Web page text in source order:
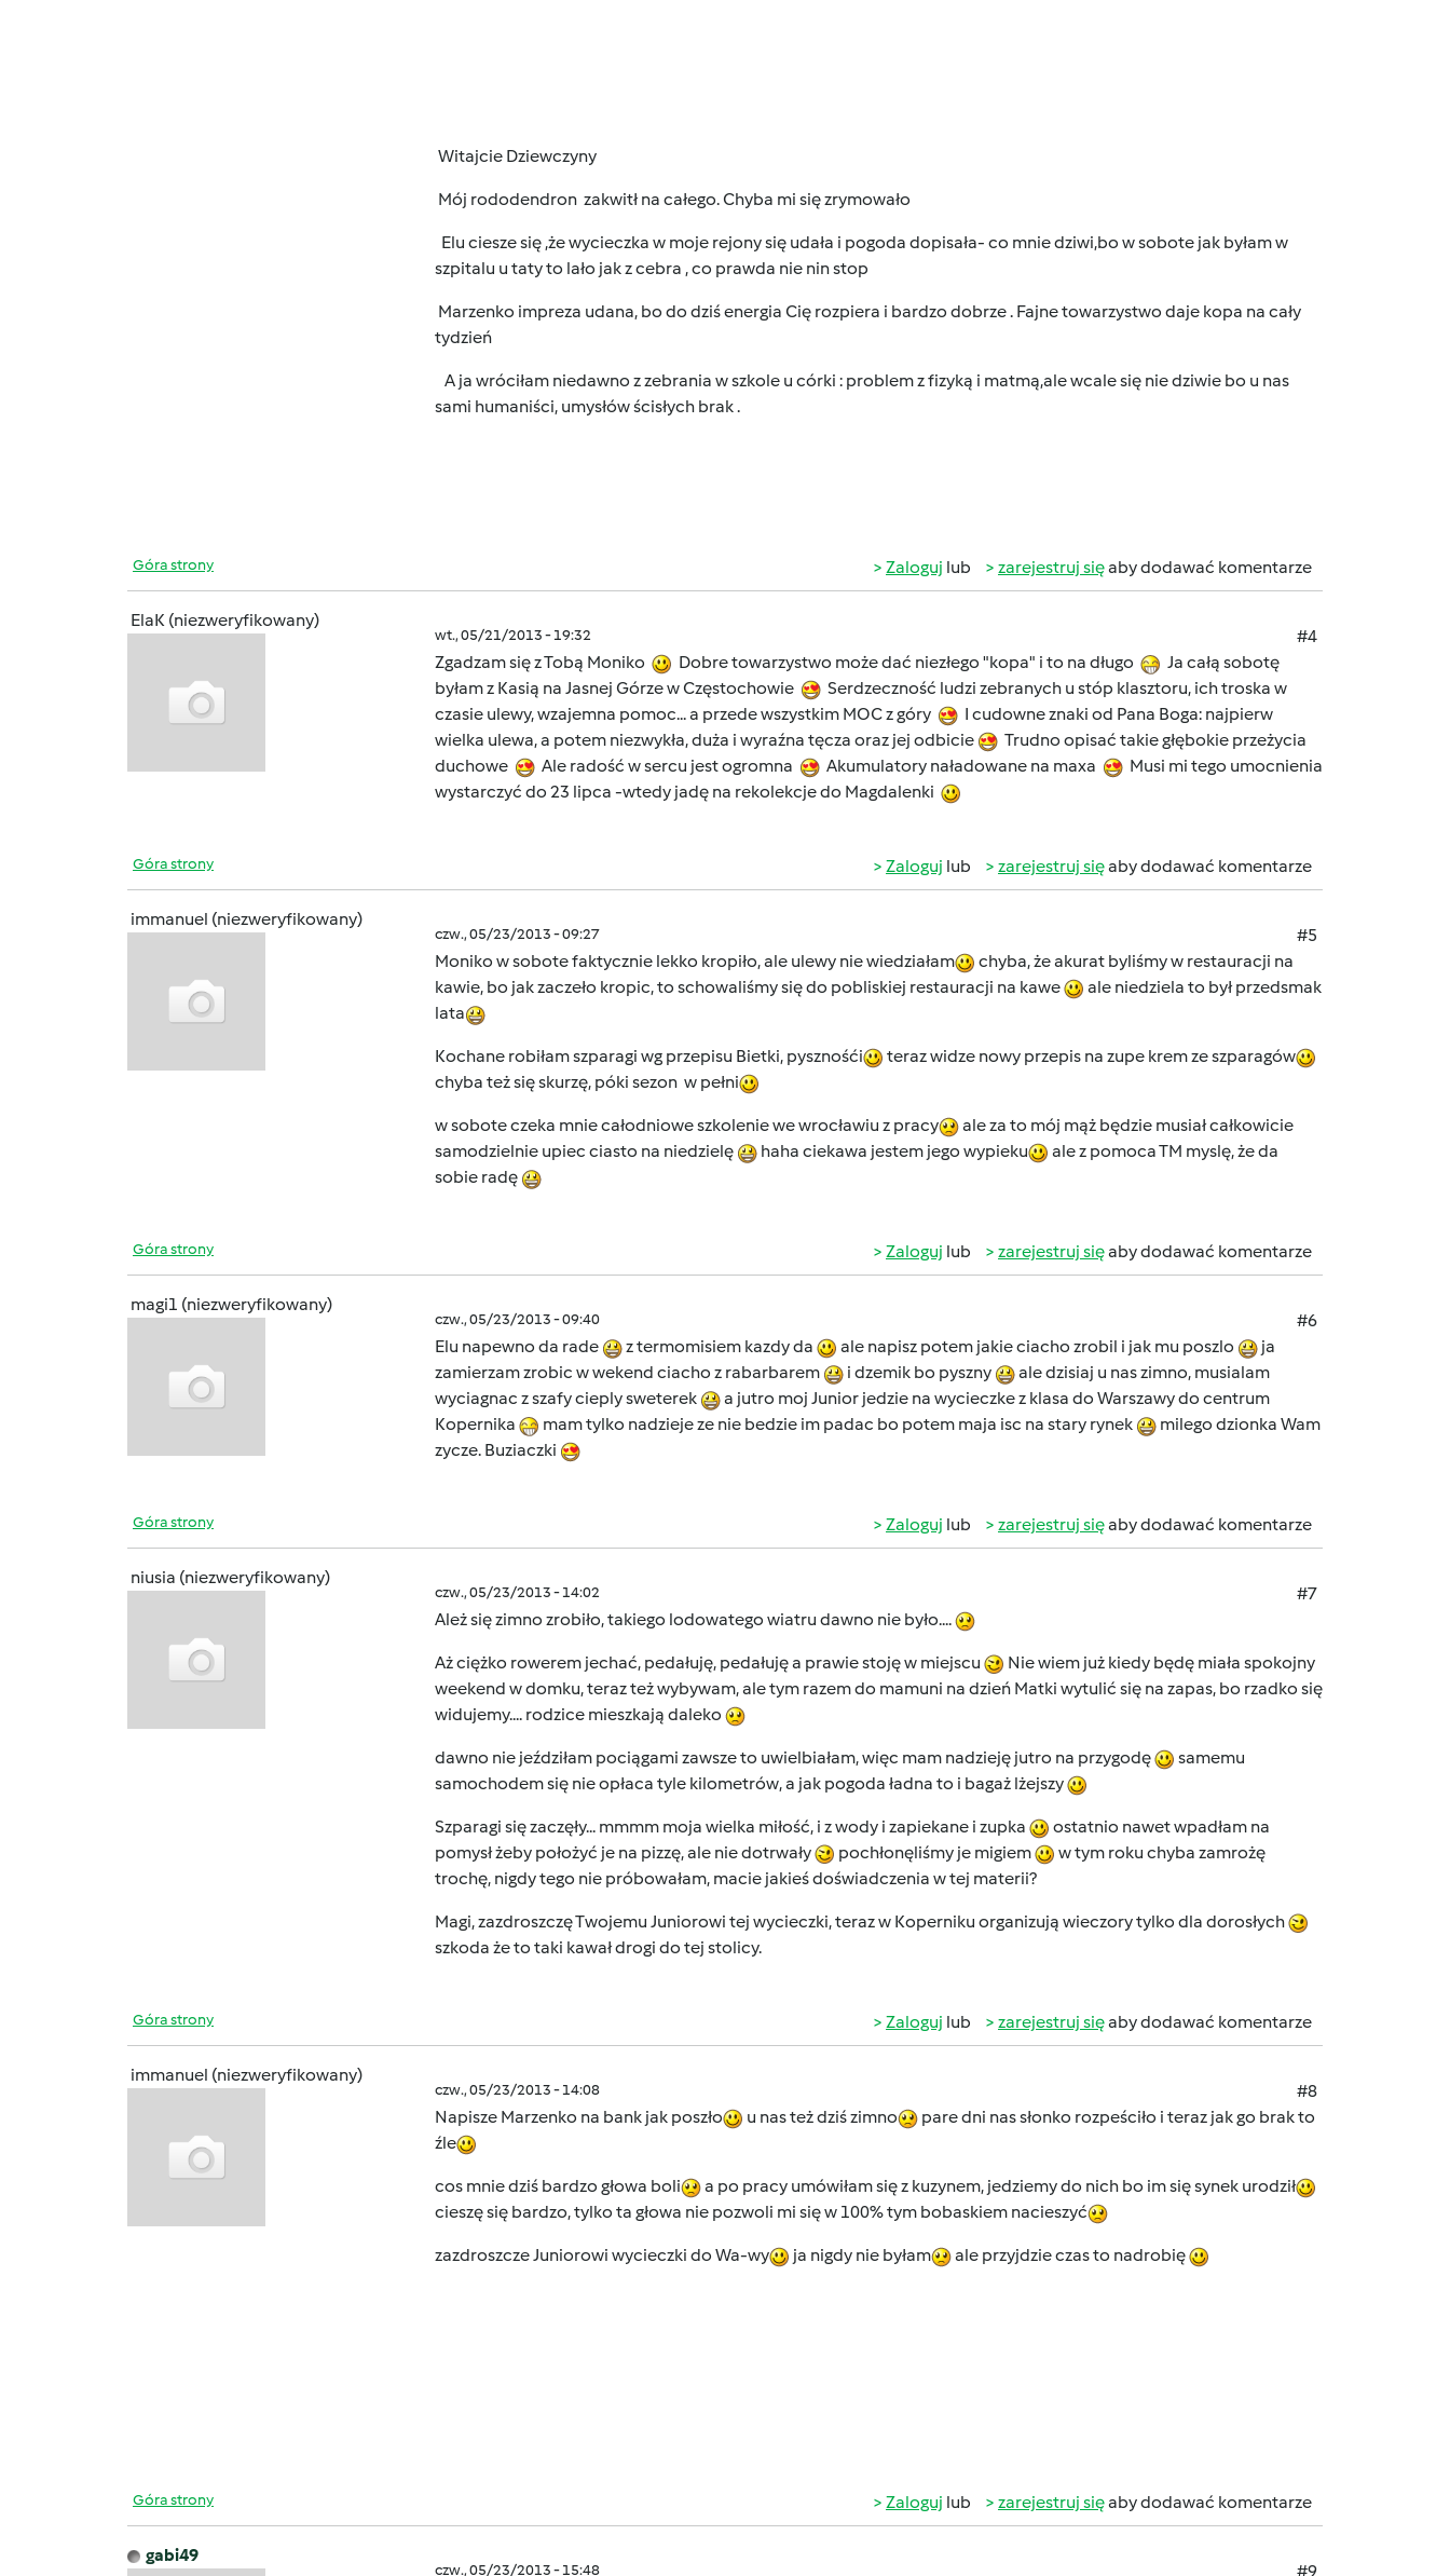
Witajcie Dziewczyny
Mój rododendron zakwitł na całego. Chyba mi się zrymowało
Elu ciesze się ,że wycieczka w moje rejony się udała i pogoda dopisała- co mnie dziwi,bo w sobote jak byłam w
szpitalu u taty to lało jak z cebra , co prawda nie nin stop
Marzenko impreza udana, bo do dziś energia Cię rozpiera i bardzo dobrze . Fajne towarzystwo daje kopa na cały
tydzień
A ja wróciłam niedawno z zebrania w szkole u córki : problem z fizyką i matmą,ale wcale się nie dziwie bo u nas
sami humaniści, umysłów ścisłych brak .
Góra strony Zaloguj lub zarejestruj sięaby dodawać komentarze
ElaK (niezweryfikowany)
wt., 05/21/2013 - 19:32
#4
Zgadzam się z Tobą Moniko
Dobre towarzystwo może dać niezłego "kopa" i to na długo
Ja całą sobotę
byłam z Kasią na Jasnej Górze w Częstochowie
Serdzeczność ludzi zebranych u stóp klasztoru, ich troska w
czasie ulewy, wzajemna pomoc... a przede wszystkim MOC z góry
I cudowne znaki od Pana Boga: najpierw
wielka ulewa, a potem niezwykła, duża i wyraźna tęcza oraz jej odbicie
Trudno opisać takie głębokie przeżycia
duchowe
Ale radość w sercu jest ogromna Akumulatory naładowane na maxa
Musi mi tego umocnienia
wystarczyć do 23 lipca -wtedy jadę na rekolekcje do Magdalenki
Góra strony Zaloguj lub zarejestruj sięaby dodawać komentarze
immanuel (niezweryfikowany)
czw., 05/23/2013 - 09:27
#5
Moniko w sobote faktycznie lekko kropiło, ale ulewy nie wiedziałam
chyba, że akurat byliśmy w restauracji na
kawie, bo jak zaczeło kropic, to schowaliśmy się do pobliskiej restauracji na kawe
ale niedziela to był przedsmak
lata
Kochane robiłam szparagi wg przepisu Bietki, pysznośći
teraz widze nowy przepis na zupe krem ze szparagów
chyba też się skurzę, póki sezon w pełni
w sobote czeka mnie całodniowe szkolenie we wrocławiu z pracy
ale za to mój mąż będzie musiał całkowicie
samodzielnie upiec ciasto na niedzielę
haha ciekawa jestem jego wypieku
ale z pomoca TM myslę, że da
sobie radę
Góra strony Zaloguj lub zarejestruj sięaby dodawać komentarze
magi1 (niezweryfikowany)
czw., 05/23/2013 - 09:40
#6
Elu napewno da rade
z termomisiem kazdy da ale napisz potem jakie ciacho zrobil i jak mu poszlo
ja
zamierzam zrobic w wekend ciacho z rabarbarem
i dzemik bo pyszny
ale dzisiaj u nas zimno, musialam
wyciagnac z szafy cieply sweterek
a jutro moj Junior jedzie na wycieczke z klasa do Warszawy do centrum
Kopernika
mam tylko nadzieje ze nie bedzie im padac bo potem maja isc na stary rynek
milego dzionka Wam
zycze. Buziaczki
Góra strony Zaloguj lub zarejestruj sięaby dodawać komentarze
niusia (niezweryfikowany)
czw., 05/23/2013 - 14:02
#7
Ależ się zimno zrobiło, takiego lodowatego wiatru dawno nie było....
Aż ciężko rowerem jechać, pedałuję, pedałuję a prawie stoję w miejscu
Nie wiem już kiedy będę miała spokojny
weekend w domku, teraz też wybywam, ale tym razem do mamuni na dzień Matki wytulić się na zapas, bo rzadko się
widujemy.... rodzice mieszkają daleko
dawno nie jeździłam pociągami zawsze to uwielbiałam, więc mam nadzieję jutro na przygodę
samemu
samochodem się nie opłaca tyle kilometrów, a jak pogoda ładna to i bagaż lżejszy
Szparagi się zaczęły... mmmm moja wielka miłość, i z wody i zapiekane i zupka
ostatnio nawet wpadłam na
pomysł żeby położyć je na pizzę, ale nie dotrwały
pochłonęliśmy je migiem
w tym roku chyba zamrożę
trochę, nigdy tego nie próbowałam, macie jakieś doświadczenia w tej materii?
Magi, zazdroszczę Twojemu Juniorowi tej wycieczki, teraz w Koperniku organizują wieczory tylko dla dorosłych
szkoda że to taki kawał drogi do tej stolicy.
Góra strony Zaloguj lub zarejestruj sięaby dodawać komentarze
immanuel (niezweryfikowany)
czw., 05/23/2013 - 14:08
#8
Napisze Marzenko na bank jak poszło
u nas też dziś zimno
pare dni nas słonko rozpeściło i teraz jak go brak to
źle
cos mnie dziś bardzo głowa boli
a po pracy umówiłam się z kuzynem, jedziemy do nich bo im się synek urodził
cieszę się bardzo, tylko ta głowa nie pozwoli mi się w 100% tym bobaskiem nacieszyć
zazdroszcze Juniorowi wycieczki do Wa-wy ja nigdy nie byłam ale przyjdzie czas to nadrobię
Góra strony Zaloguj lub zarejestruj sięaby dodawać komentarze
gabi49
czw., 05/23/2013 - 15:48 #9